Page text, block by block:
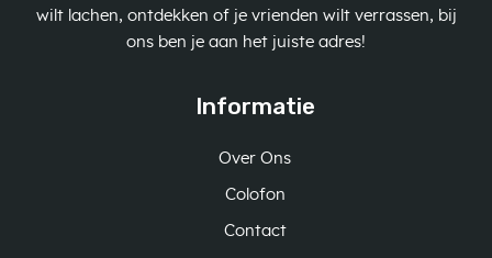
wilt lachen, ontdekken of je vrienden wilt verrassen, bij
ons ben je aan het juiste adres!
Informatie
Over Ons
Colofon
Contact